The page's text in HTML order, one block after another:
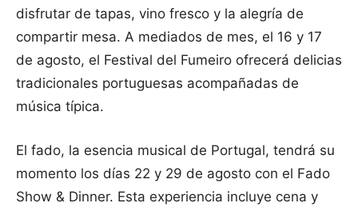
disfrutar de tapas, vino fresco y la alegría de
compartir mesa. A mediados de mes, el 16 y 17
de agosto, el Festival del Fumeiro ofrecerá delicias
tradicionales portuguesas acompañadas de
música típica.
El fado, la esencia musical de Portugal, tendrá su
momento los días 22 y 29 de agosto con el Fado
Show & Dinner. Esta experiencia incluye cena y